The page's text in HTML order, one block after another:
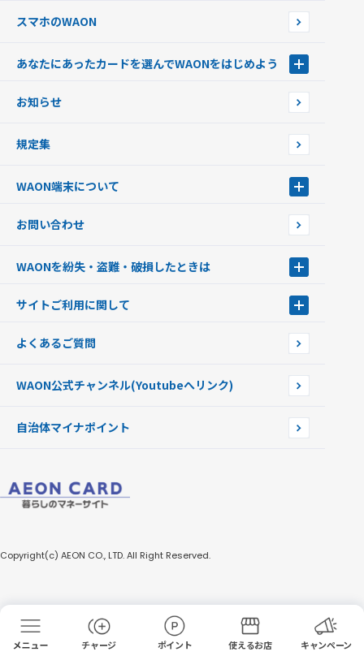
チャージ ポイント 使えるお店 キャンペーン
スマホのWAON
あなたにあったカードを選んでWAONをはじめよう
フードバンク応援WAON
ご当地WAON
G.G WAON
WAONカード・WAONカードプラス
モバイルWAON
提携WAONカード
お知らせ
規定集
WAON端末について
WAONネットステーション
新型WAONステーション
WAONチャージャーmini
お問い合わせ
WAONを紛失・盗難・破損したときは
WAONカードの拾得について
サイトご利用に関して
企業情報
よくあるご質問
WAON公式チャンネル(Youtubeへリンク)
自治体マイナポイント
Copyright(c) AEON CO., LTD. All Right Reserved.